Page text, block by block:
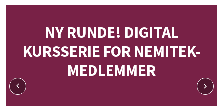
NY RUNDE! DIGITAL
KURSSERIE FOR NEMITEK-
MEDLEMMER